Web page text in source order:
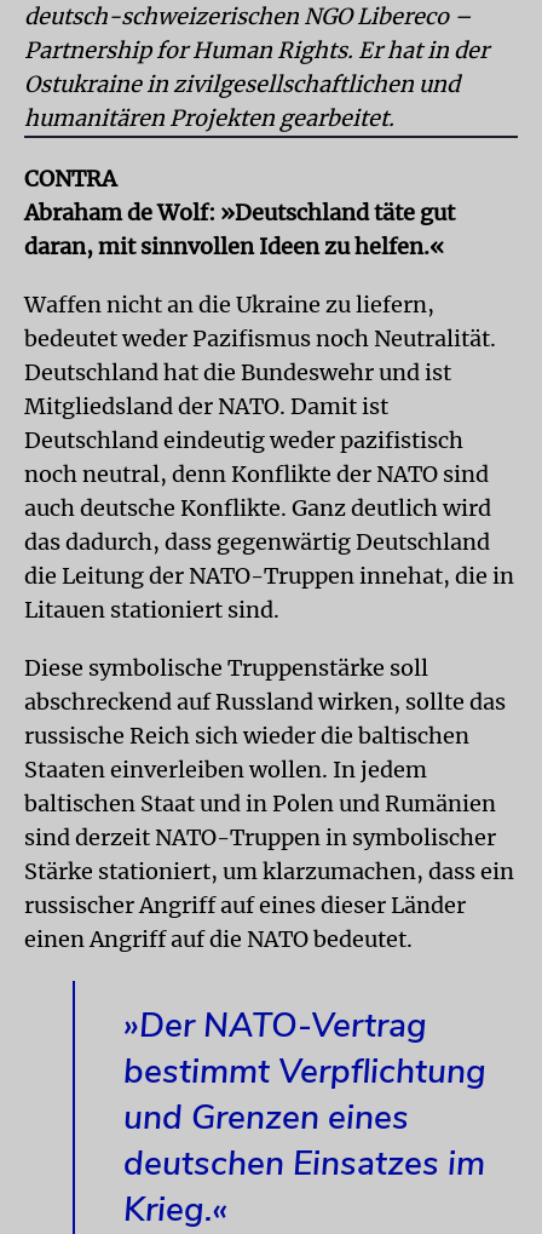
deutsch-schweizerischen NGO Libereco –
Partnership for Human Rights. Er hat in der
Ostukraine in zivilgesellschaftlichen und
humanitären Projekten gearbeitet.
CONTRA
Abraham de Wolf: »Deutschland täte gut
daran, mit sinnvollen Ideen zu helfen.«
Waffen nicht an die Ukraine zu liefern,
bedeutet weder Pazifismus noch Neutralität.
Deutschland hat die Bundeswehr und ist
Mitgliedsland der NATO. Damit ist
Deutschland eindeutig weder pazifistisch
noch neutral, denn Konflikte der NATO sind
auch deutsche Konflikte. Ganz deutlich wird
das dadurch, dass gegenwärtig Deutschland
die Leitung der NATO-Truppen innehat, die in
Litauen stationiert sind.
Diese symbolische Truppenstärke soll
abschreckend auf Russland wirken, sollte das
russische Reich sich wieder die baltischen
Staaten einverleiben wollen. In jedem
baltischen Staat und in Polen und Rumänien
sind derzeit NATO-Truppen in symbolischer
Stärke stationiert, um klarzumachen, dass ein
russischer Angriff auf eines dieser Länder
einen Angriff auf die NATO bedeutet.
»Der NATO-Vertrag
bestimmt Verpflichtung
und Grenzen eines
deutschen Einsatzes im
Krieg.«